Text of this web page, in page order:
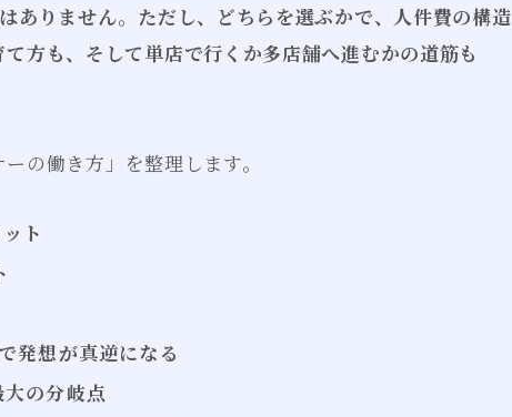
ありません。ただし、どちらを選ぶかで、人件費の構造
方も、そして単店で行くか多店舗へ進むかの道筋も
の働き方」を整理します。
ト
発想が真逆になる
の分岐点